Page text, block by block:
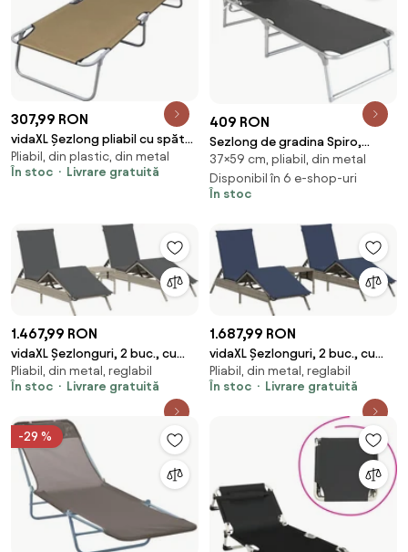
307,99 RON
vidaXL Șezlong pliabil cu spătar
reglabil, gri taupe
Pliabil, din plastic, din metal
În stoc
Livrare gratuită
409 RON
Sezlong de gradina Spiro,
negru / gri
37×59 cm, pliabil, din metal
Disponibil în 6 e-shop-uri
În stoc
1.467,99 RON
vidaXL Șezlonguri, 2 buc., cu
masă, gri deschis, poliratan
Pliabil, din metal, reglabil
În stoc
Livrare gratuită
1.687,99 RON
vidaXL Șezlonguri, 2 buc., cu
masă, gri, poliratan
Pliabil, din metal, reglabil
În stoc
Livrare gratuită
-29 %